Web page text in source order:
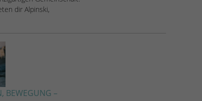
dir Alpinski,
BEWEGUNG –